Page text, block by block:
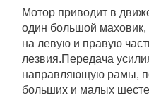
Мотор приводит в
один большой
на левую и правую
лезвия.Передача
направляющую рамы,
больших и малых